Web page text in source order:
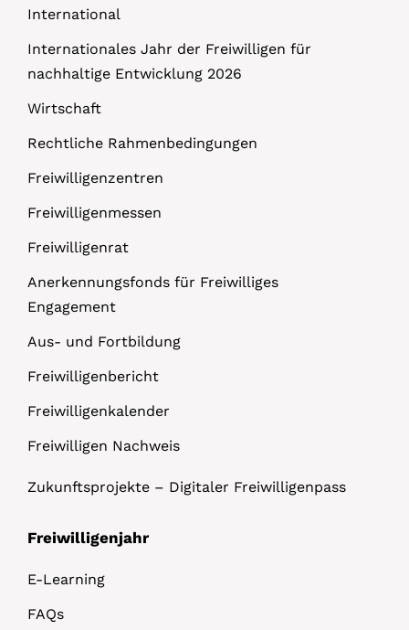
International
Internationales Jahr der Freiwilligen für
nachhaltige Entwicklung 2026
Wirtschaft
Rechtliche Rahmenbedingungen
Freiwilligenzentren
Freiwilligenmessen
Freiwilligenrat
Anerkennungsfonds für Freiwilliges
Engagement
Aus- und Fortbildung
Freiwilligenbericht
Freiwilligenkalender
Freiwilligen Nachweis
Zukunftsprojekte – Digitaler Freiwilligenpass
Freiwilligenjahr
E-Learning
FAQs